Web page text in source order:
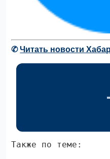
✆Читать новости
Также по теме: